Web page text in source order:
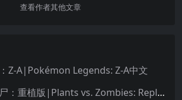
查看作者其他文章
Z-A|Pokémon Legends: Z-A中文
植物大战僵尸：重植版|Plants vs. Zombies: Replanted中文